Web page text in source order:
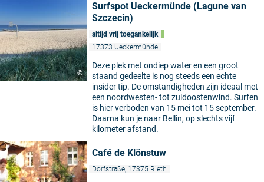
©
Surfspot Ueckermünde (Lagune van
Szczecin)
altijd vrij toegankelijk
17373 Ueckermünde
Deze plek met ondiep water en een groot
staand gedeelte is nog steeds een echte
insider tip. De omstandigheden zijn ideaal met
een noordwesten- tot zuidoostenwind. Surfen
is hier verboden van 15 mei tot 15 september.
Daarna kun je naar Bellin, op slechts vijf
kilometer afstand.
Café de Klönstuw
Dorfstraße, 17375 Rieth